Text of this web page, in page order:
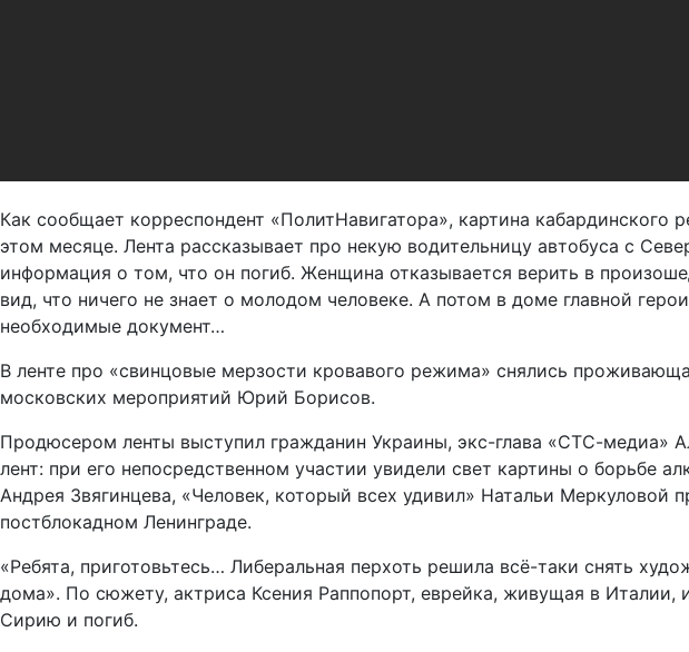
Как сообщает корреспондент «ПолитНавигатора», картина
этом месяце. Лента рассказывает про некую водительницу автобуса с
информация о том, что он погиб. Женщина отказывается верить в
вид, что ничего не знает о молодом человеке. А потом в доме главной
необходимые документ…
В ленте про «свинцовые мерзости кровавого режима» снялись
московских мероприятий Юрий Борисов.
Продюсером ленты выступил гражданин Украины, экс-глава «СТС-медиа»
лент: при его непосредственном участии увидели свет картины о борьбе
Андрея Звягинцева, «Человек, который всех удивил» Натальи Меркуловой
постблокадном Ленинграде.
«Ребята, приготовьтесь… Либеральная перхоть решила всё-таки снять
дома». По сюжету, актриса Ксения Раппопорт, еврейка, живущая в Италии,
Сирию и погиб.